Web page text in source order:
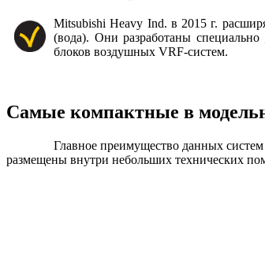
Mitsubishi Heavy Ind. в 2015 г.
(вода). Они разработаны
блоков воздушных VRF-систем.
Самые компактные в
Главное преимущество данных
размещены внутри небольших технических